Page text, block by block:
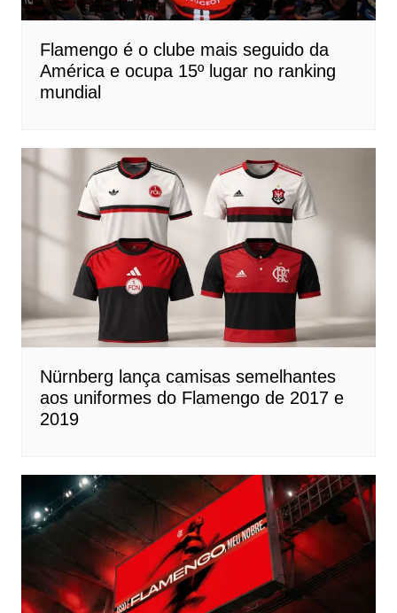
Flamengo é o clube mais seguido da
América e ocupa 15º lugar no ranking
mundial
Nürnberg lança camisas semelhantes
aos uniformes do Flamengo de 2017 e
2019